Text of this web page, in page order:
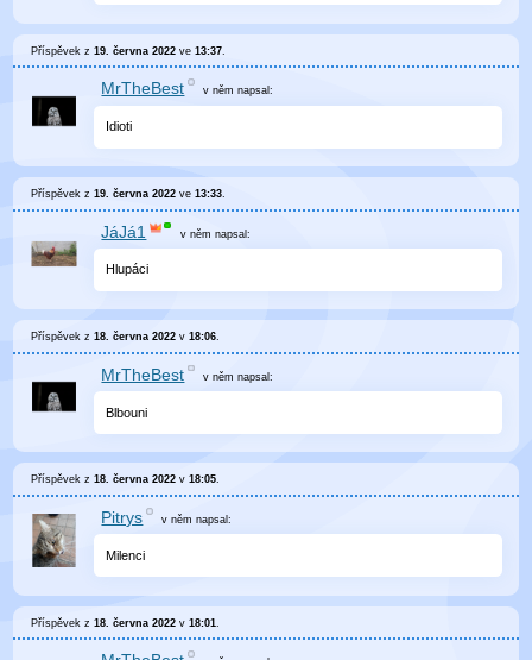
Příspěvek z19. června 2022 ve13:37
MrTheBest v němnapsal:
Idioti
Příspěvek z19. června 2022 ve13:33
JáJá1 v něm napsal:
Hlupáci
Příspěvek z18. června 2022 v18:06.
MrTheBest v němnapsal:
Blbouni
Příspěvek z18. června 2022 v18:05.
Pitrys v němnapsal:
Milenci
Příspěvek z18. června 2022 v18:01